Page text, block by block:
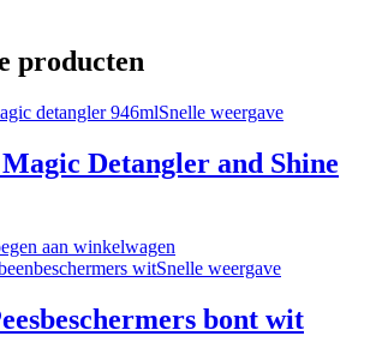
producten
Snelle weergave
Detangler and Shine
aan winkelwagen
Snelle weergave
bont wit